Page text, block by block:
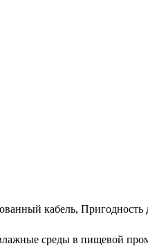
кабель, Пригодность
среды в пищевой